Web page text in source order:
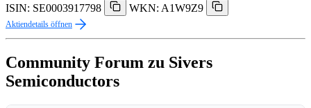
ISIN: SE0003917798
WKN: A1W9Z9
Aktiendetails öffnen
Community Forum zu Sivers
Semiconductors